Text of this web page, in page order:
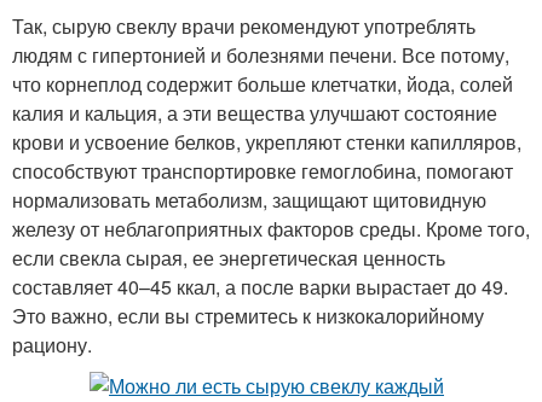
Так, сырую свеклу врачи рекомендуют употреблять
людям с гипертонией и болезнями печени. Все потому,
что корнеплод содержит больше клетчатки, йода, солей
калия и кальция, а эти вещества улучшают состояние
крови и усвоение белков, укрепляют стенки капилляров,
способствуют транспортировке гемоглобина, помогают
нормализовать метаболизм, защищают щитовидную
железу от неблагоприятных факторов среды. Кроме того,
если свекла сырая, ее энергетическая ценность
составляет 40–45 ккал, а после варки вырастает до 49.
Это важно, если вы стремитесь к низкокалорийному
рациону.